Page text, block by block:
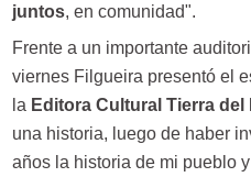
juntos, en comunidad".
Frente a un importante
viernes Filgueira presentó el
la Editora Cultural Tierra del
una historia, luego de haber
años la historia de mi pueblo